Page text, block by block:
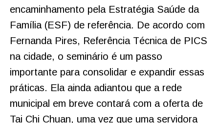
encaminhamento pela Estratégia Saúde da
Família (ESF) de referência. De acordo com
Fernanda Pires, Referência Técnica de PICS
na cidade, o seminário é um passo
importante para consolidar e expandir essas
práticas. Ela ainda adiantou que a rede
municipal em breve contará com a oferta de
Tai Chi Chuan, uma vez que uma servidora